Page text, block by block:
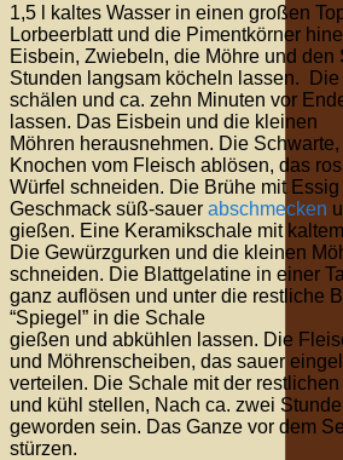
1,5 l kaltes Wasser in einen großen
Lorbeerblatt und die Pimentkörner
Eisbein, Zwiebeln, die Möhre und den
Stunden langsam köcheln lassen.
schälen und ca. zehn Minuten vor
lassen. Das Eisbein und die kleinen
Möhren herausnehmen. Die
Knochen vom Fleisch ablösen, das
Würfel schneiden. Die Brühe mit
Geschmack süß-sauer abschmecken
gießen. Eine Keramikschale mit
Die Gewürzgurken und die kleinen
schneiden. Die Blattgelatine in einer
ganz auflösen und unter die restliche
“Spiegel” in die Schale
gießen und abkühlen lassen. Die
und Möhrenscheiben, das sauer
verteilen. Die Schale mit der
und kühl stellen, Nach ca. zwei
geworden sein. Das Ganze vor dem
stürzen.